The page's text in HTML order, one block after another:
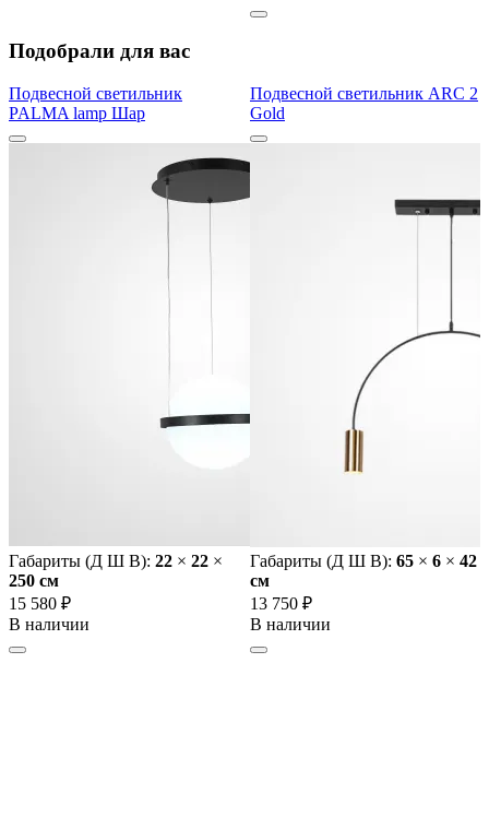
Подобрали для вас
Подвесной светильник
PALMA lamp Шар
Габариты (Д Ш В): 22 × 22 ×
250 cм
15 580 ₽
В наличии
Подвесной светильник ARC 2
Gold
Габариты (Д Ш В): 65 × 6 × 42
cм
13 750 ₽
В наличии